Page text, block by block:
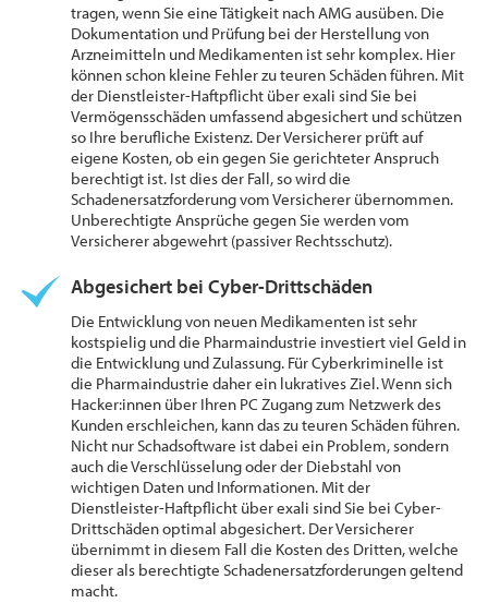
tragen, wenn Sie eine Tätigkeit nach AMG ausüben. Die
Dokumentation und Prüfung bei der Herstellung von
Arzneimitteln und Medikamenten ist sehr komplex. Hier
können schon kleine Fehler zu teuren Schäden führen. Mit
der Dienstleister-Haftpflicht über exali sind Sie bei
Vermögensschäden umfassend abgesichert und schützen
so Ihre berufliche Existenz. Der Versicherer prüft auf
eigene Kosten, ob ein gegen Sie gerichteter Anspruch
berechtigt ist. Ist dies der Fall, so wird die
Schadenersatzforderung vom Versicherer übernommen.
Unberechtigte Ansprüche gegen Sie werden vom
Versicherer abgewehrt (passiver Rechtsschutz).
Abgesichert bei Cyber-Drittschäden
Die Entwicklung von neuen Medikamenten ist sehr
kostspielig und die Pharmaindustrie investiert viel Geld in
die Entwicklung und Zulassung. Für Cyberkriminelle ist
die Pharmaindustrie daher ein lukratives Ziel. Wenn sich
Hacker:innen über Ihren PC Zugang zum Netzwerk des
Kunden erschleichen, kann das zu teuren Schäden führen.
Nicht nur Schadsoftware ist dabei ein Problem, sondern
auch die Verschlüsselung oder der Diebstahl von
wichtigen Daten und Informationen. Mit der
Dienstleister-Haftpflicht über exali sind Sie bei Cyber-
Drittschäden optimal abgesichert. Der Versicherer
übernimmt in diesem Fall die Kosten des Dritten, welche
dieser als berechtigte Schadenersatzforderungen geltend
macht.